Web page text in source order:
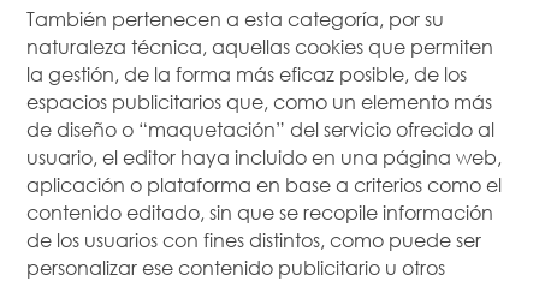
También pertenecen a esta categoría, por su
naturaleza técnica, aquellas cookies que permiten
la gestión, de la forma más eficaz posible, de los
espacios publicitarios que, como un elemento más
de diseño o “maquetación” del servicio ofrecido al
usuario, el editor haya incluido en una página web,
aplicación o plataforma en base a criterios como el
contenido editado, sin que se recopile información
de los usuarios con fines distintos, como puede ser
personalizar ese contenido publicitario u otros